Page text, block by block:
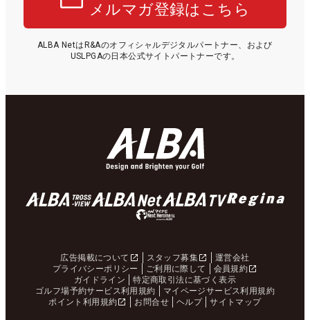
メルマガ登録はこちら
ALBA NetはR&Aのオフィシャルデジタルパートナー、および
USLPGAの日本公式サイトパートナーです。
広告掲載について スタッフ募集
運営会社
プライバシーポリシー
ご利用に際して
会員規約
ガイドライン
特定商取引法に基づく表示
ゴルフ場予約サービス利用規約
マイページサービス利用規約
ポイント利用規約
お問合せ ヘルプ サイトマップ